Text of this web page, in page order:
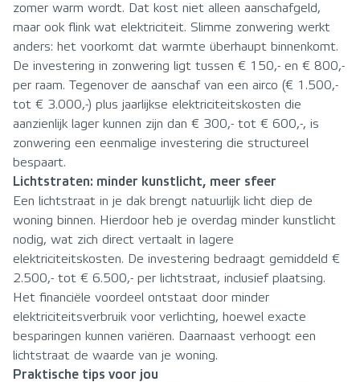
zomer warm wordt. Dat kost niet alleen aanschafgeld,
maar ook flink wat elektriciteit. Slimme zonwering werkt
anders: het voorkomt dat warmte überhaupt binnenkomt.
De investering in zonwering ligt tussen € 150,- en € 800,-
per raam. Tegenover de aanschaf van een airco (€ 1.500,-
tot € 3.000,-) plus jaarlijkse elektriciteitskosten die
aanzienlijk lager kunnen zijn dan € 300,- tot € 600,-, is
zonwering een eenmalige investering die structureel
bespaart.
Lichtstraten: minder kunstlicht, meer sfeer
Een lichtstraat in je dak brengt natuurlijk licht diep de
woning binnen. Hierdoor heb je overdag minder kunstlicht
nodig, wat zich direct vertaalt in lagere
elektriciteitskosten. De investering bedraagt gemiddeld €
2.500,- tot € 6.500,- per lichtstraat, inclusief plaatsing.
Het financiële voordeel ontstaat door minder
elektriciteitsverbruik voor verlichting, hoewel exacte
besparingen kunnen variëren. Daarnaast verhoogt een
lichtstraat de waarde van je woning.
Praktische tips voor jou